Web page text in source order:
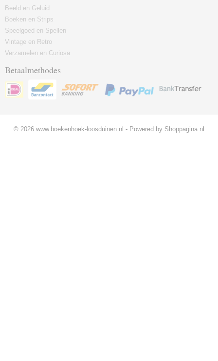
Beeld en Geluid
Boeken en Strips
Speelgoed en Spellen
Vintage en Retro
Verzamelen en Curiosa
Betaalmethodes
© 2026 www.boekenhoek-loosduinen.nl - Powered by Shoppagina.nl